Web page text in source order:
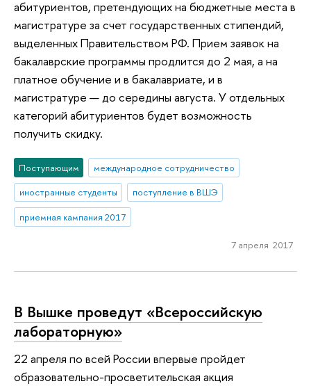
абитуриентов, претендующих на бюджетные места в
магистратуре за счет государственных стипендий,
выделенных Правительством РФ. Прием заявок на
бакалаврские программы продлится до 2 мая, а на
платное обучение и в бакалавриате, и в
магистратуре — до середины августа. У отдельных
категорий абитуриентов будет возможность
получить скидку.
Поступающим
международное сотрудничество
иностранные студенты
поступление в ВШЭ
приемная кампания 2017
7 апреля 2017
В Вышке проведут «Всероссийскую
лабораторную»
22 апреля по всей России впервые пройдет
образовательно-просветительская акция